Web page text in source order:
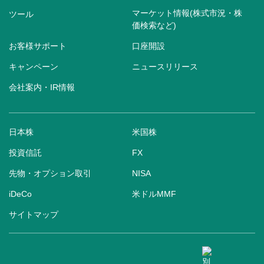
ツール
マーケット情報(株式市況・株
価検索など)
お客様サポート 口座開設
キャンペーン ニュースリリース
会社案内・IR情報
日本株 米国株
投資信託 FX
先物・オプション取引 NISA
iDeCo 米ドルMMF
サイトマップ